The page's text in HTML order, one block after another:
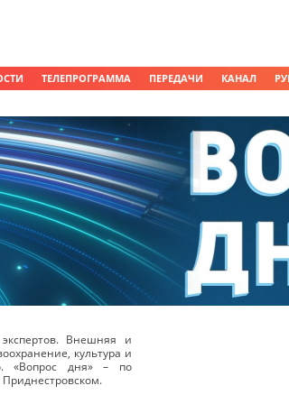
ТЕЛЕПРОГРАММА ПЕРЕДАЧИ КАНАЛ
Внешняя и
культура и
«Вопрос дня» – по